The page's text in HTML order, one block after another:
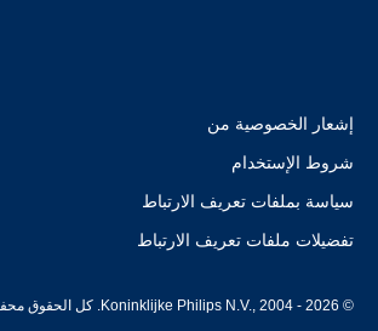
إشعار الخصوصية من
شروط الإستخدام
سياسة بملفات تعريف الارتباط
تفضيلات ملفات تعريف الارتباط
© Koninklijke Philips N.V., 2004 - 2026. كل الحقوق محفوظة.